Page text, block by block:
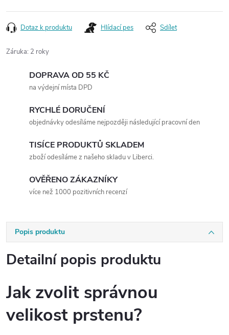
Dotaz k produktu Hlídací pes Sdílet
Záruka: 2 roky
DOPRAVA OD 55 KČ
na výdejní místa DPD
RYCHLÉ DORUČENÍ
objednávky odesíláme nejpozději následující pracovní den
TISÍCE PRODUKTŮ SKLADEM
zboží odesíláme z našeho skladu v Liberci.
OVĚŘENO ZÁKAZNÍKY
více než 1000 pozitivních recenzí
Popis produktu
Detailní popis produktu
Jak zvolit správnou
velikost prstenu?